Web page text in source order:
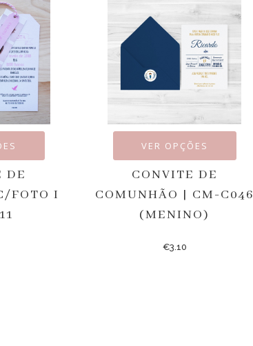
DE
FOTO I
VER OPÇÕES
CONVITE DE
COMUNHÃO | CM-C046
(MENINO)
€3.10